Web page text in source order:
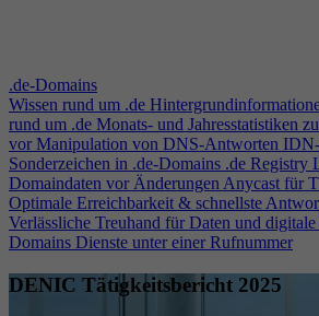
.de-Domains
Wissen rund um .de
rund um .de Monats- und Jahresstatistiken
vor Manipulation von DNS-Antworten
Sonderzeichen in .de-Domains .de Registry
Domaindaten vor ÄnderungenAnycast für
Optimale Erreichbarkeit & schnellste
Verlässliche Treuhand für Daten und digitale
Domains Dienste unter einer Rufnummer
DENIC Tätigkeitsbericht 2025